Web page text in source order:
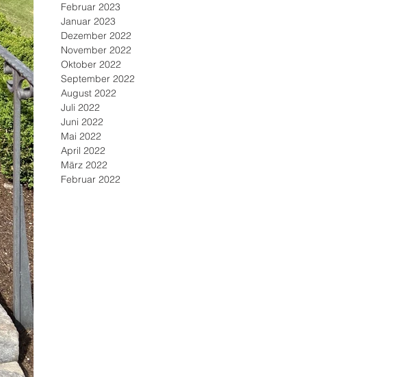
Februar 2023
Januar 2023
Dezember 2022
November 2022
Oktober 2022
September 2022
August 2022
Juli 2022
Juni 2022
Mai 2022
April 2022
März 2022
Februar 2022